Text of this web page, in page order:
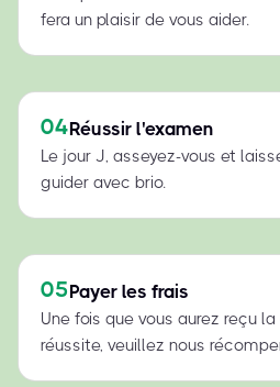
fera un plaisir de vous aider.
04Réussir l'examen
Le jour J, asseyez-vous et
guider avec brio.
05Payer les frais
Une fois que vous aurez reçu
réussite, veuillez nous